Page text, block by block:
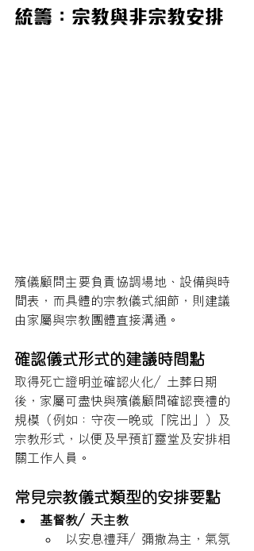
統籌：宗教與非宗教安排
殯儀顧問主要負責協調場地、設備與時
間表，而具體的宗教儀式細節，則建議
由家屬與宗教團體直接溝通。
確認儀式形式的建議時間點
取得死亡證明並確認火化／土葬日期
後，家屬可盡快與殯儀顧問確認喪禮的
規模（例如：守夜一晚或「院出」）及
宗教形式，以便及早預訂靈堂及安排相
關工作人員。
常見宗教儀式類型的安排要點
基督教／天主教
以安息禮拜／彌撒為主，氣氛